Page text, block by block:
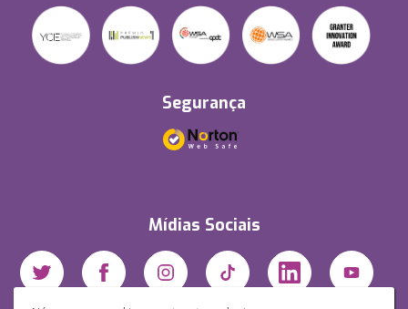
Segurança
Mídias Sociais